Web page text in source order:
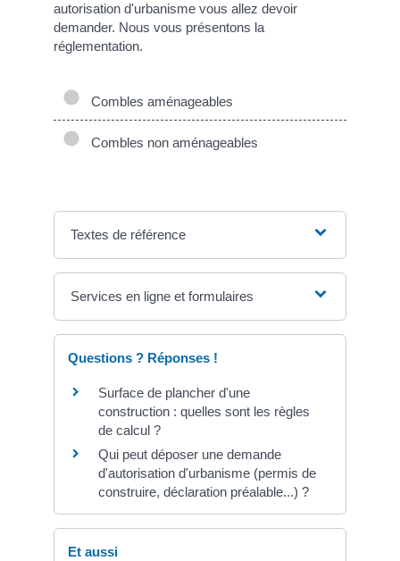
autorisation d'urbanisme vous allez devoir
demander. Nous vous présentons la
réglementation.
Combles aménageables
Combles non aménageables
Textes de référence
Services en ligne et formulaires
Questions ? Réponses !
Surface de plancher d'une
construction : quelles sont les règles
de calcul ?
Qui peut déposer une demande
d'autorisation d'urbanisme (permis de
construire, déclaration préalable...) ?
Et aussi